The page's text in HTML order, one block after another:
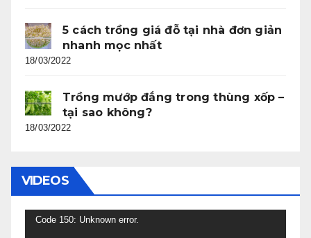
5 cách trồng giá đỗ tại nhà đơn giản
nhanh mọc nhất
18/03/2022
Trồng mướp đắng trong thùng xốp –
tại sao không?
18/03/2022
VIDEOS
Trình
Code 150: Unknown error.